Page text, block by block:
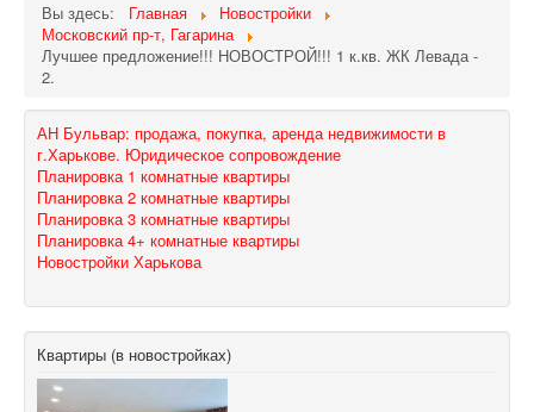
Вы здесь: Главная
Новостройки
Московский пр-т, Гагарина
Лучшее предложение!!! НОВОСТРОЙ!!! 1 к.кв. ЖК Левада -
2.
АН Бульвар: продажа, покупка, аренда недвижимости в
г.Харькове. Юридическое сопровождение
Планировка 1 комнатные квартиры
Планировка 2 комнатные квартиры
Планировка 3 комнатные квартиры
Планировка 4+ комнатные квартиры
Новостройки Харькова
Квартиры (в новостройках)